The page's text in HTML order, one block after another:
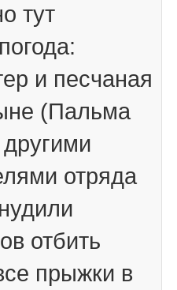
тут
и песчаная
(Пальма
отряда
отбить
прыжки в